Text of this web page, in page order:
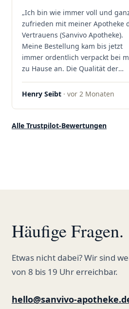
Kundenzufriedenheit an erster
Stelle stehen. Vielen Dank an
Team von Sanvivo – ich bin
rundum begeistert!"
„Ich bin wie immer voll und
zufrieden mit meiner Apotheke
Vertrauens (Sanvivo Apotheke).
Meine Bestellung kam bis jetzt
immer ordentlich verpackt bei
zu Hause an. Die Qualität der
Blüten ist auch immer auf einem
hohen Niveau, die Auswahl ist
ordentlich gelagert, ich hatte nur
Henry Seibt · vor 2 Monaten
Alle Trustpilot-Bewertungen
Häufige Fragen.
Etwas nicht dabei? Wir sind
von 8 bis 19 Uhr erreichbar.
hello@sanvivo-